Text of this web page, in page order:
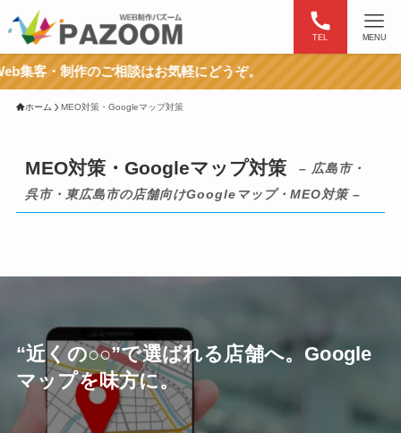
TEL MENU
のご相談はお気軽にどうぞ。
ホーム MEO対策・Googleマップ対策
MEO対策・Googleマップ対策
– 広島市・
呉市・東広島市の店舗向けGoogleマップ・MEO対策 –
“近くの○○”で選ばれる店舗へ。Google
マップを味方に。